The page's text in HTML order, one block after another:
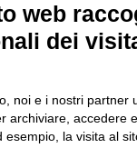
gestione e
231/2001
di vendita DKC
generali di
web
dei
noi e i nostri partner
archiviare, accedere
esempio, la visita al